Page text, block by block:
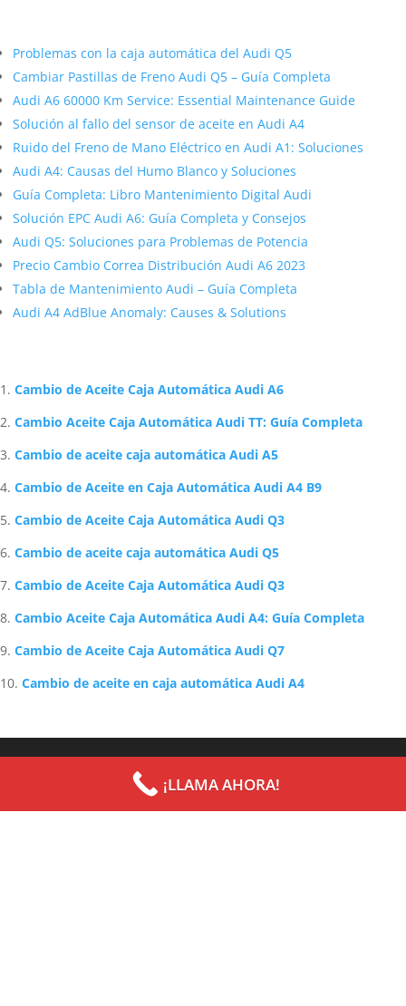
Problemas con la caja automática del Audi Q5
Cambiar Pastillas de Freno Audi Q5 – Guía Completa
Audi A6 60000 Km Service: Essential Maintenance Guide
Solución al fallo del sensor de aceite en Audi A4
Ruido del Freno de Mano Eléctrico en Audi A1: Soluciones
Audi A4: Causas del Humo Blanco y Soluciones
Guía Completa: Libro Mantenimiento Digital Audi
Solución EPC Audi A6: Guía Completa y Consejos
Audi Q5: Soluciones para Problemas de Potencia
Precio Cambio Correa Distribución Audi A6 2023
Tabla de Mantenimiento Audi – Guía Completa
Audi A4 AdBlue Anomaly: Causes & Solutions
Cambio de Aceite Caja Automática Audi A6
Cambio Aceite Caja Automática Audi TT: Guía Completa
Cambio de aceite caja automática Audi A5
Cambio de Aceite en Caja Automática Audi A4 B9
Cambio de Aceite Caja Automática Audi Q3
Cambio de aceite caja automática Audi Q5
Cambio de Aceite Caja Automática Audi Q3
Cambio Aceite Caja Automática Audi A4: Guía Completa
Cambio de Aceite Caja Automática Audi Q7
Cambio de aceite en caja automática Audi A4
Archives Categories
¡LLAMA AHORA!